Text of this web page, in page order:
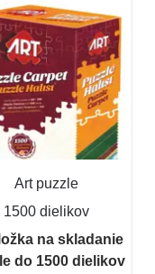
Art puzzle
1500 dielikov
na skladanie
do 1500 dielikov